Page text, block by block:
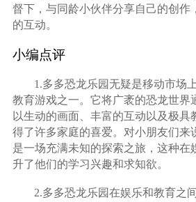
督下，与同龄小伙伴分享自己的创作
的互动。
小编点评
1.多多恐龙乐园无疑是移动市场
教育游戏之一。它将广袤的恐龙世界
以生动的画面、丰富的互动以及极具
得了许多家庭的喜爱。对小朋友们来
是一场充满未知的探索之旅，这种在
升了他们的学习兴趣和求知欲。
2.多多恐龙乐园在娱乐和教育之